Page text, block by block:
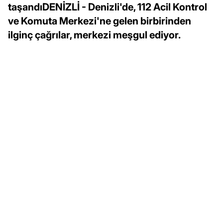
taşandıDENİZLİ - Denizli'de, 112 Acil Kontrol
ve Komuta Merkezi'ne gelen birbirinden
ilginç çağrılar, merkezi meşgul ediyor.